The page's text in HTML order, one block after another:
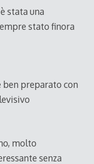
stata una
stato finora
preparato con
molto
senza